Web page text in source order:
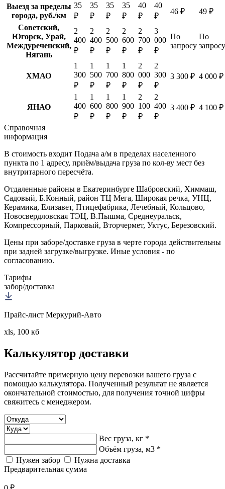
Выезд за пределы
города, руб./км
35
₽
35
₽
35
₽
35
₽
40
₽
40
₽
46 ₽
49 ₽
Советский,
Югорск, Урай,
Междуреченский,
Нягань
2
400
₽
2
400
₽
2
500
₽
2
600
₽
2
700
₽
3
000
₽
По
запросу
По
запросу
ХМАО
1
300
₽
1
500
₽
1
700
₽
1
800
₽
2
000
₽
2
300
₽
3 300 ₽ 4 000 ₽
ЯНАО
1
400
₽
1
600
₽
1
800
₽
1
900
₽
2
100
₽
2
400
₽
3 400 ₽ 4 100 ₽
Справочная
информация
В стоимость входит Подача а/м в пределах населенного
пункта по 1 адресу, приём/выдача груза по кол-ву мест без
внутритарного пересчёта.
Отдаленные районы в Екатеринбурге Шабровский, Химмаш,
Садовый, Б.Конный, район ТЦ Мега, Широкая речка, УНЦ,
Керамика, Елизавет, Птицефабрика, Лечебный, Кольцово,
Новосвердловская ТЭЦ, В.Пышма, Среднеуральск,
Компрессорный, Парковый, Вторчермет, Уктус, Березовский.
Цены при заборе/доставке груза в черте города действительны
при задней загрузке/выгрузке. Иные условия - по
согласованию.
Тарифы
забор/доставка
Прайс-лист Меркурий-Авто
xls, 100 кб
Калькулятор доставки
Рассчитайте примерную цену перевозки вашего груза с
помощью калькулятора. Полученный результат не является
окончательной стоимостью, для получения точной цифры
свяжитесь с менеджером.
Вес груза, кг *
Объём груза, м3 *
Нужен забор
Нужна доставка
Предварительная сумма